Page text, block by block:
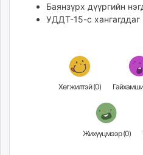
toim.mn
tac.mn
Баянзүрх дүүргийн
УДДТ-15-с хангагддаг
Хөгжилтэй (0)
Жихүүцмээр (0)